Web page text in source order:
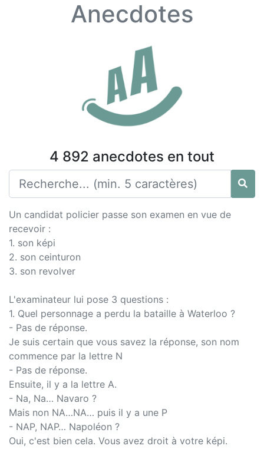
Anecdotes
4 892 anecdotes en tout
Un candidat policier passe son examen en vue de
recevoir :
1. son képi
2. son ceinturon
3. son revolver
L'examinateur lui pose 3 questions :
1. Quel personnage a perdu la bataille à Waterloo ?
- Pas de réponse.
Je suis certain que vous savez la réponse, son nom
commence par la lettre N
- Pas de réponse.
Ensuite, il y a la lettre A.
- Na, Na… Navaro ?
Mais non NA…NA… puis il y a une P
- NAP, NAP… Napoléon ?
Oui, c'est bien cela. Vous avez droit à votre képi.